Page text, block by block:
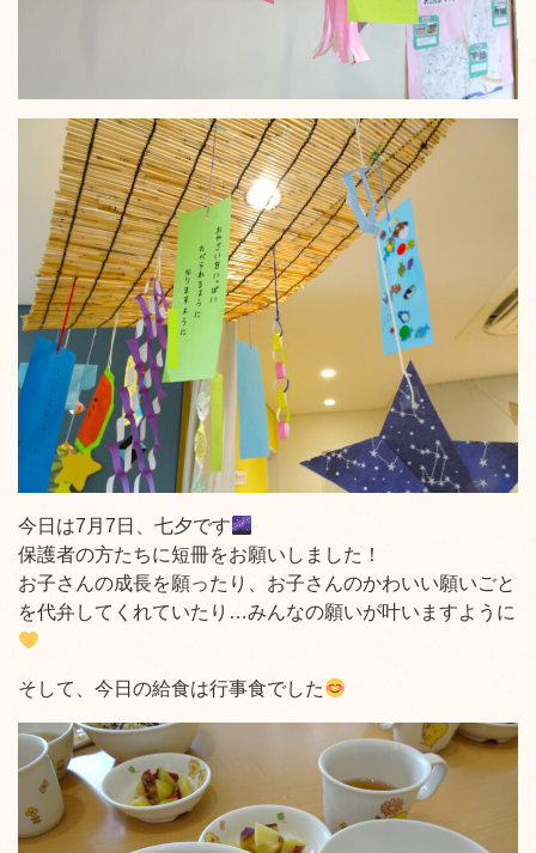
今日は7月7日、七夕です
保護者の方たちに短冊をお願いしました！
お子さんの成長を願ったり、お子さんのかわいい願いごと
を代弁してくれていたり…みんなの願いが叶いますように
そして、今日の給食は行事食でした